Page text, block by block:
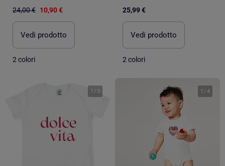
24,00 € 10,90 €
Vedi prodotto
2 colori
25,99 €
Vedi prodotto
2 colori
1 / 3 1 /4